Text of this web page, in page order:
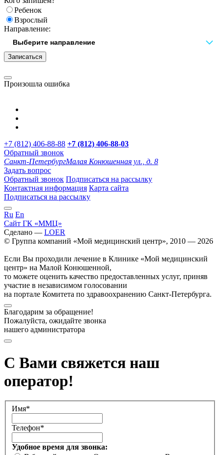
Ребенок
Взрослый
Направление:
Записаться
Произошла ошибка
+7 (812) 406-88-88 +7 (812) 406-88-03
Обратный звонок
Санкт-ПетербургМалая Конюшенная ул., д. 8
Задать вопрос
Обратный звонок Подписаться на рассылку
Контактная информация Карта сайта
Подписаться на рассылку
Ru En
Сайт ГК «ММЦ»
Сделано — LOER
© Группа компаний «Мой медицинский центр», 2010 — 2026
Если Вы проходили лечение в Клинике «Мой медицинский
центр» на Малой Конюшенной,
то можете оценить качество предоставленных услуг, приняв
участие в независимом голосовании
на портале Комитета по здравоохранению Санкт-Петербурга.
Благодарим за обращение!
Пожалуйста, ожидайте звонка
нашего администратора
С Вами свяжется наш
оператор!
Имя*
Телефон*
Удобное время для звонка: